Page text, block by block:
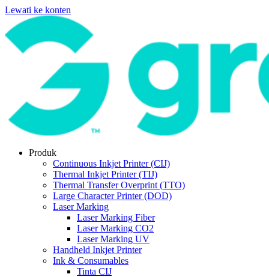
Lewati ke konten
Produk
Continuous Inkjet Printer (CIJ)
Thermal Inkjet Printer (TIJ)
Thermal Transfer Overprint (TTO)
Large Character Printer (DOD)
Laser Marking
Laser Marking Fiber
Laser Marking CO2
Laser Marking UV
Handheld Inkjet Printer
Ink & Consumables
Tinta CIJ